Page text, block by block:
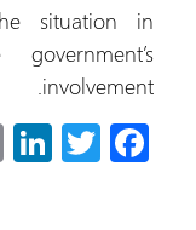
the
Fa
T
Li
E